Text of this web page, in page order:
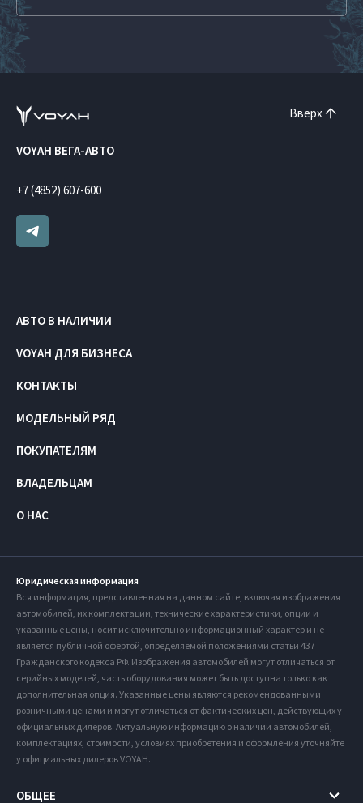
Вверх
VOYAH ВЕГА-АВТО
+7 (4852) 607-600
АВТО В НАЛИЧИИ
VOYAH ДЛЯ БИЗНЕСА
КОНТАКТЫ
МОДЕЛЬНЫЙ РЯД
ПОКУПАТЕЛЯМ
ВЛАДЕЛЬЦАМ
О НАС
Юридическая информация
Вся информация, представленная на данном сайте, включая изображения
автомобилей, их комплектации, технические характеристики, опции и
указанные цены, носит исключительно информационный характер и не
является публичной офертой, определяемой положениями статьи 437
Гражданского кодекса РФ. Изображения автомобилей могут отличаться от
серийных моделей, часть оборудования может быть доступна только как
дополнительная опция. Указанные цены являются рекомендованными
розничными ценами и могут отличаться от фактических цен, действующих у
официальных дилеров. Актуальную информацию о наличии автомобилей,
комплектациях, стоимости, условиях приобретения и оформления уточняйте
у официальных дилеров VOYAH.
ОБЩЕЕ